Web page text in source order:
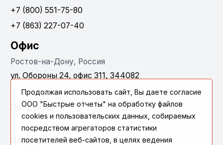
+7 (800) 551-75-80
+7 (863) 227-07-40
Офис
Ростов-на-Дону, Россия
ул. Обороны 24, офис 311, 344082
Продукты
Поддержка
Продолжая использовать сайт, Вы даете согласие
ООО "Быстрые отчеты" на обработку файлов
cookies и пользовательских данных, собираемых
посредством агрегаторов статистики
посетителей веб-сайтов, в целях ведения